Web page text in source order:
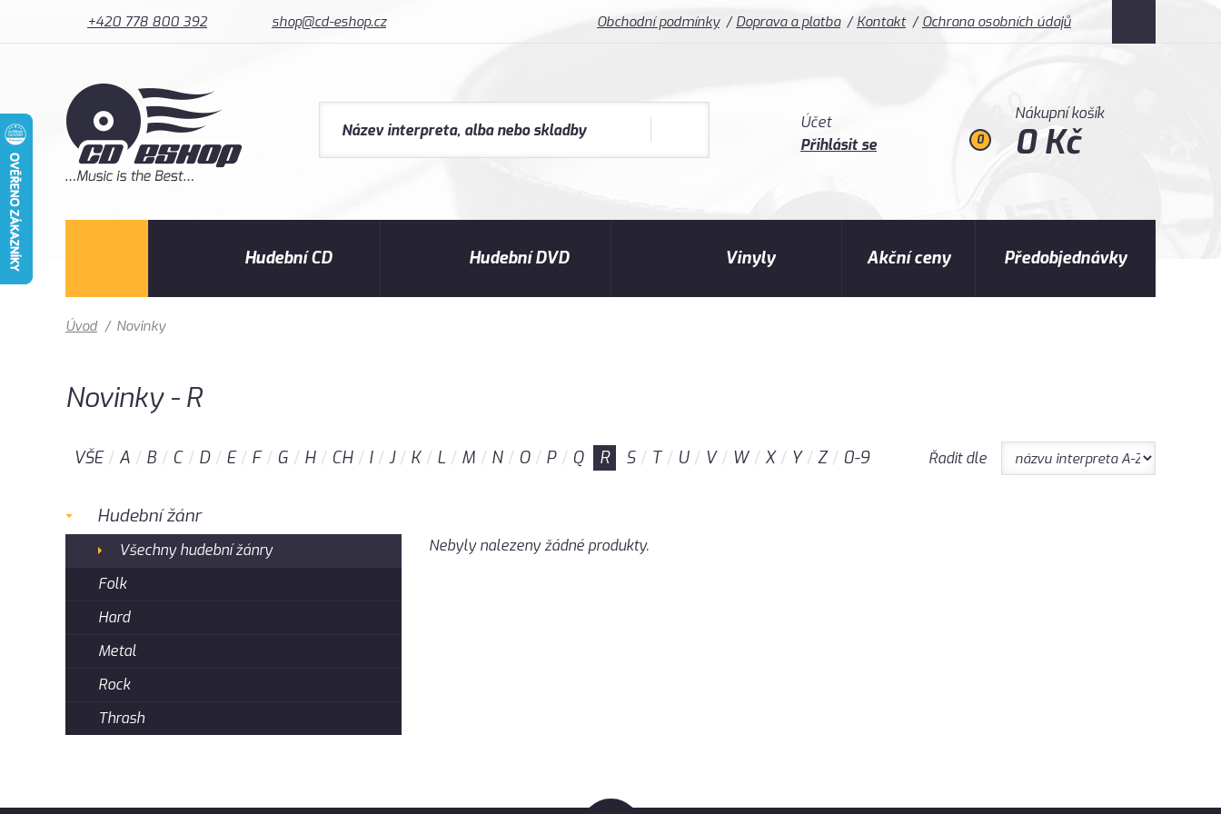
+420 778 800 392 shop@cd-eshop.cz Obchodní podmínky Doprava a platba Kontakt Ochrana osobních údajů
Účet
Přihlásit se
0
Nákupní košík
0 Kč
Hudební CD Hudební DVD Vinyly Akční ceny Předobjednávky
Úvod / Novinky
Novinky - R
VŠE A B C D E F G H CH I J K L M N O P Q R S T U V W X Y Z 0-9 Řadit dle
Hudební žánr
Všechny hudební žánry
Folk
Hard
Metal
Rock
Thrash
Nebyly nalezeny žádné produkty.